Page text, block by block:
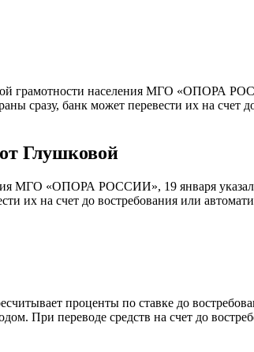
грамотности населения МГО «ОПОРА
сразу, банк может перевести их на
Глушковой
МГО «ОПОРА РОССИИ», 19 января
их на счет до востребования или
проценты по ставке до
При переводе средств на счет до